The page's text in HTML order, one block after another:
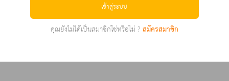
เข้าสู่ระบบ
คุณยังไม่ได้เป็นสมาชิกใช่หรือไม่ ?สมัครสมาชิก